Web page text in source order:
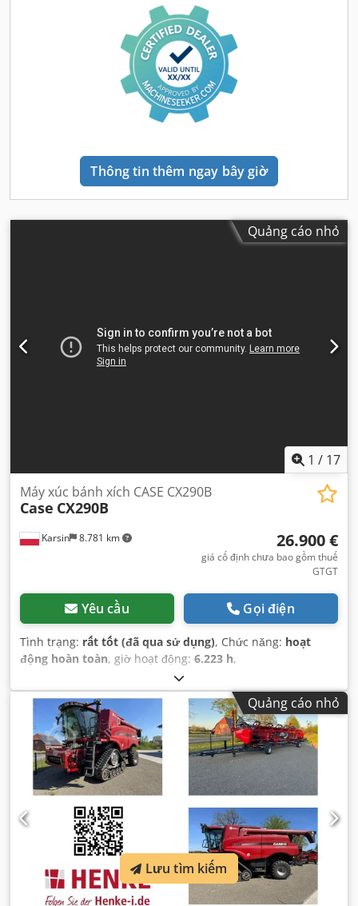
Thông tin thêm ngay bây giờ
Quảng cáo nhỏ
1 / 17
Karsin 8.781 km
Máy xúc bánh xích CASE CX290B
Case CX290B
26.900 €
giá cố định chưa bao gồm thuế
GTGT
Yêu cầu Gọi điện
Tình trạng: rất tốt (đã qua sử dụng), Chức năng: hoạt
động hoàn toàn, giờ hoạt động: 6.223 h,
Quảng cáo nhỏ
Lưu tìm kiếm